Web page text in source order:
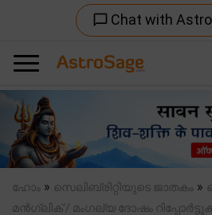
chat_bubble_outline Chat with
Previous
ഹോം » സെലിബ്രിറ്റിയുടെ ജാതകം »
മൻഗ്ലിക് / മംഗല്യ ദോഷം